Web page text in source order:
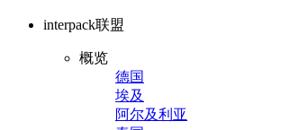
interpack联盟
概览
德国
埃及
阿尔及利亚